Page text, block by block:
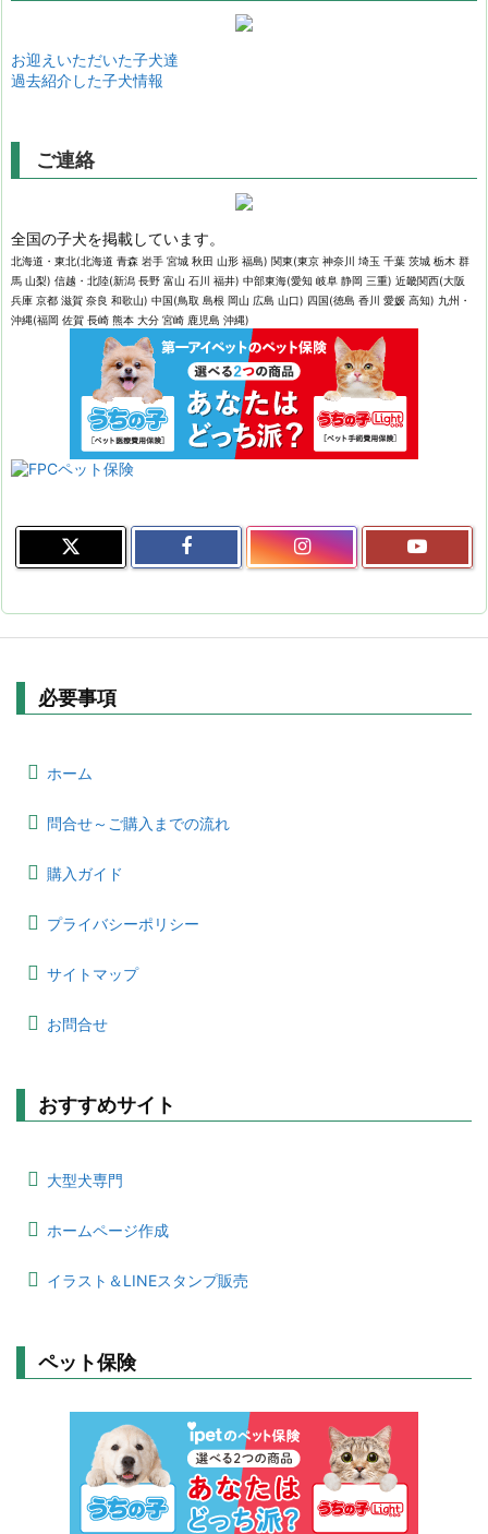
お迎えいただいた子犬達
過去紹介した子犬情報
ご連絡
全国の子犬を掲載しています。
北海道・東北(北海道 青森 岩手 宮城 秋田 山形 福島) 関東(東京 神奈川 埼玉 千葉 茨城 栃木 群
馬 山梨) 信越・北陸(新潟 長野 富山 石川 福井) 中部東海(愛知 岐阜 静岡 三重) 近畿関西(大阪
兵庫 京都 滋賀 奈良 和歌山) 中国(鳥取 島根 岡山 広島 山口) 四国(徳島 香川 愛媛 高知) 九州・
沖縄(福岡 佐賀 長崎 熊本 大分 宮崎 鹿児島 沖縄)
必要事項
ホーム
問合せ～ご購入までの流れ
購入ガイド
プライバシーポリシー
サイトマップ
お問合せ
おすすめサイト
大型犬専門
ホームページ作成
イラスト＆LINEスタンプ販売
ペット保険